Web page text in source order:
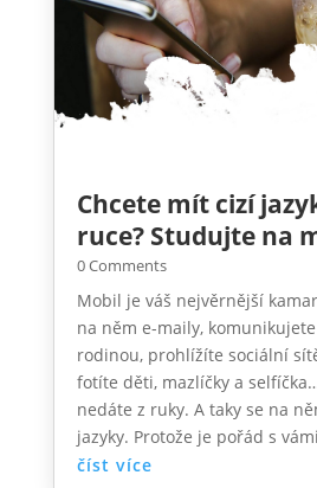
Chcete mít cizí
ruce? Studujte na
0 Comments
Mobil je váš nejvěrnější
na něm e-maily,
rodinou, prohlížíte sociální
fotíte děti, mazlíčky a
nedáte z ruky. A taky se na
jazyky. Protože je pořád s
číst více